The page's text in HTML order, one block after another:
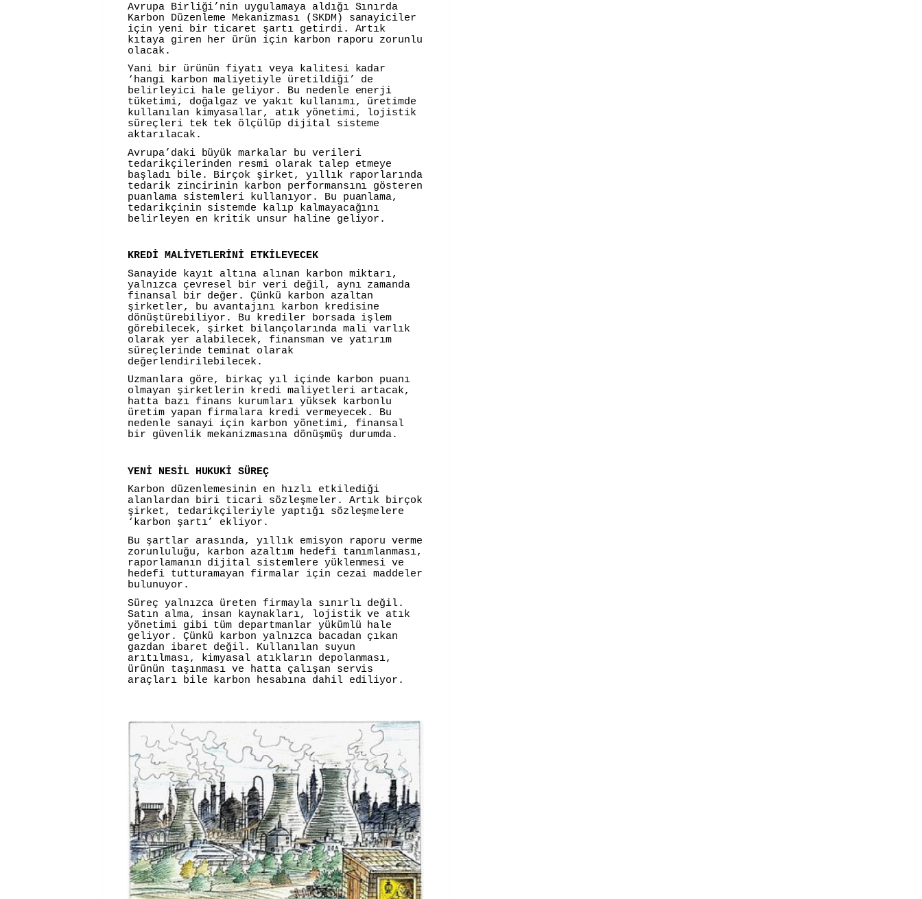
Avrupa Birliği’nin uygulamaya aldığı Sınırda
Karbon Düzenleme Mekanizması (SKDM) sanayiciler
için yeni bir ticaret şartı getirdi. Artık
kıtaya giren her ürün için karbon raporu zorunlu
olacak.
Yani bir ürünün fiyatı veya kalitesi kadar
‘hangi karbon maliyetiyle üretildiği’ de
belirleyici hale geliyor. Bu nedenle enerji
tüketimi, doğalgaz ve yakıt kullanımı, üretimde
kullanılan kimyasallar, atık yönetimi, lojistik
süreçleri tek tek ölçülüp dijital sisteme
aktarılacak.
Avrupa’daki büyük markalar bu verileri
tedarikçilerinden resmi olarak talep etmeye
başladı bile. Birçok şirket, yıllık raporlarında
tedarik zincirinin karbon performansını gösteren
puanlama sistemleri kullanıyor. Bu puanlama,
tedarikçinin sistemde kalıp kalmayacağını
belirleyen en kritik unsur haline geliyor.
KREDİ MALİYETLERİNİ ETKİLEYECEK
Sanayide kayıt altına alınan karbon miktarı,
yalnızca çevresel bir veri değil, aynı zamanda
finansal bir değer. Çünkü karbon azaltan
şirketler, bu avantajını karbon kredisine
dönüştürebiliyor. Bu krediler borsada işlem
görebilecek, şirket bilançolarında mali varlık
olarak yer alabilecek, finansman ve yatırım
süreçlerinde teminat olarak
değerlendirilebilecek.
Uzmanlara göre, birkaç yıl içinde karbon puanı
olmayan şirketlerin kredi maliyetleri artacak,
hatta bazı finans kurumları yüksek karbonlu
üretim yapan firmalara kredi vermeyecek. Bu
nedenle sanayi için karbon yönetimi, finansal
bir güvenlik mekanizmasına dönüşmüş durumda.
YENİ NESİL HUKUKİ SÜREÇ
Karbon düzenlemesinin en hızlı etkilediği
alanlardan biri ticari sözleşmeler. Artık birçok
şirket, tedarikçileriyle yaptığı sözleşmelere
‘karbon şartı’ ekliyor.
Bu şartlar arasında, yıllık emisyon raporu verme
zorunluluğu, karbon azaltım hedefi tanımlanması,
raporlamanın dijital sistemlere yüklenmesi ve
hedefi tutturamayan firmalar için cezai maddeler
bulunuyor.
Süreç yalnızca üreten firmayla sınırlı değil.
Satın alma, insan kaynakları, lojistik ve atık
yönetimi gibi tüm departmanlar yükümlü hale
geliyor. Çünkü karbon yalnızca bacadan çıkan
gazdan ibaret değil. Kullanılan suyun
arıtılması, kimyasal atıkların depolanması,
ürünün taşınması ve hatta çalışan servis
araçları bile karbon hesabına dahil ediliyor.